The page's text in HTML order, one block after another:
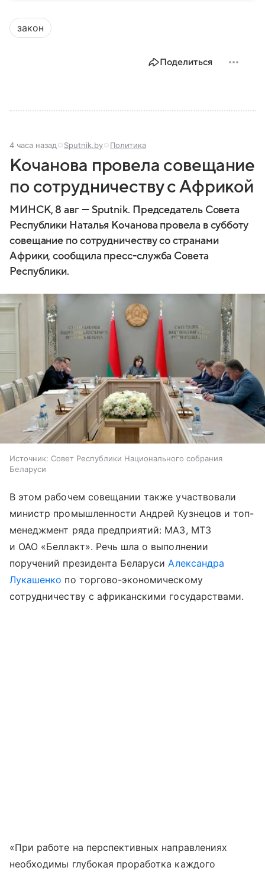
В материале рассказываем, чем занимается МВД
России, какие задачи выполняет министерство, как
закон
Поделиться
4 часа назад Sputnik.by Политика
Кочанова провела совещание
по сотрудничеству с Африкой
МИНСК, 8 авг — Sputnik. Председатель Совета
Республики Наталья Кочанова провела в субботу
совещание по сотрудничеству со странами
Африки, сообщила пресс-служба Совета
Республики.
Источник: Совет Республики Национального собрания
Беларуси
В этом рабочем совещании также участвовали
министр промышленности Андрей Кузнецов и топ-
менеджмент ряда предприятий: МАЗ, МТЗ
и ОАО «Беллакт». Речь шла о выполнении
поручений президента БеларусиАлександра
Лукашенко по торгово-экономическому
сотрудничеству с африканскими государствами.
«При работе на перспективных направлениях
необходимы глубокая проработка каждого